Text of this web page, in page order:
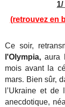
(retrouvez en
Ce soir,
l'Olympia, aura
mois avant la
mars. Bien sûr,
l’Ukraine et
anecdotique,